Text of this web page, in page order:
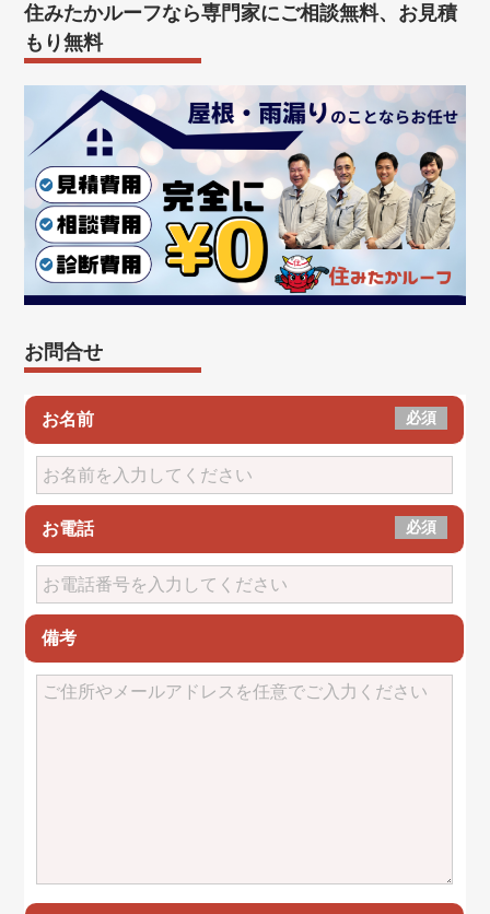
住みたかルーフなら専門家にご相談無料、お見積
もり無料
お問合せ
お名前 必須
お電話 必須
備考